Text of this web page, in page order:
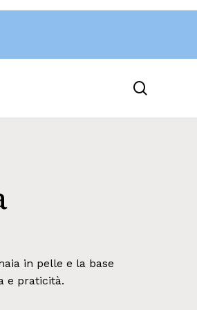
in pelle e la base
e praticità.